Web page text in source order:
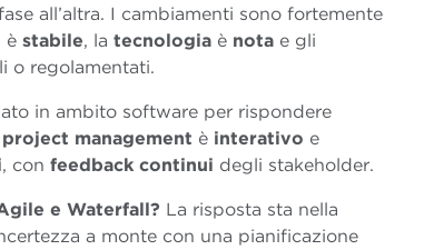
all’altra. I cambiamenti sono fortemente
è stabile, la tecnologia è nota e gli
o regolamentati.
in ambito software per rispondere
management è interativo e
, con feedback continui degli stakeholder.
e Waterfall? La risposta sta nella
a monte con una pianificazione